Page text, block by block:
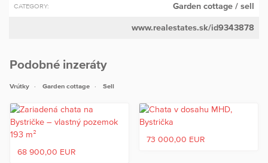
CATEGORY: Garden cottage / sell
www.realestates.sk/id9343878
Podobné inzeráty
Vrútky Garden cottage Sell
68 900,00 EUR
73 000,00 EUR